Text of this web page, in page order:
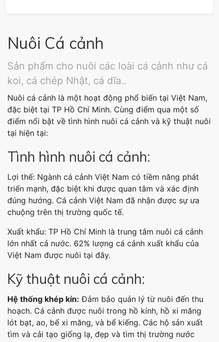
Nuôi Cá cảnh
Sản phẩm cho nuôi các loài cá cảnh như cá
koi, cá chép Nhật, cá dĩa..
Nuôi cá cảnh là một hoạt động phổ biến tại Việt Nam,
đặc biệt tại TP Hồ Chí Minh. Cùng điểm qua một số
điểm nổi bật về tình hình nuôi cá cảnh và kỹ thuật nuôi
tại hiện tại:
Tình hình nuôi cá cảnh:
Lợi thế: Ngành cá cảnh Việt Nam có tiềm năng phát
triển mạnh, đặc biệt khi được quan tâm và xác định
đúng hướng. Cá cảnh Việt Nam đã nhận được sự ưa
chuộng trên thị trường quốc tế.
Xuất khẩu: TP Hồ Chí Minh là trung tâm nuôi cá cảnh
lớn nhất cả nước. 62% lượng cá cảnh xuất khẩu của
Việt Nam được nuôi tại đây.
Kỹ thuật nuôi cá cảnh:
Hệ thống khép kín: Đảm bảo quản lý từ nuôi đến thu
hoạch. Cá cảnh được nuôi trong hồ kính, hồ xi măng
lót bạt, ao, bể xi măng, và bể kiếng. Các hộ sản xuất
tìm và cải tạo giống lạ, đẹp và tìm thị trường nước